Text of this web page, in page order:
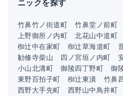
ニックを探す
竹鼻竹ノ街道町 竹鼻堂ノ前町
上野御所ノ内町
北花山中道町
椥辻中在家町
椥辻草海道町
勧修寺柴山
四ノ宮垣ノ内町
小山北溝町
御陵四丁野町
御
東野百拍子町
椥辻東潰
竹鼻
西野大手先町
西野山中鳥井町